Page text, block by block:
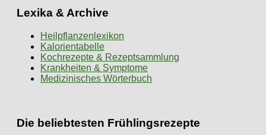
Lexika & Archive
Heilpflanzenlexikon
Kalorientabelle
Kochrezepte & Rezeptsammlung
Krankheiten & Symptome
Medizinisches Wörterbuch
Die beliebtesten Frühlingsrezepte